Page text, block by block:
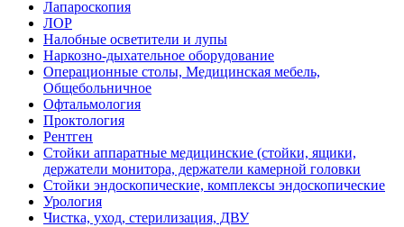
Лапароскопия
ЛОР
Налобные осветители и лупы
Наркозно-дыхательное оборудование
Операционные столы, Медицинская мебель,
Общебольничное
Офтальмология
Проктология
Рентген
Стойки аппаратные медицинские (стойки, ящики,
держатели монитора, держатели камерной головки
Стойки эндоскопические, комплексы эндоскопические
Урология
Чистка, уход, стерилизация, ДВУ